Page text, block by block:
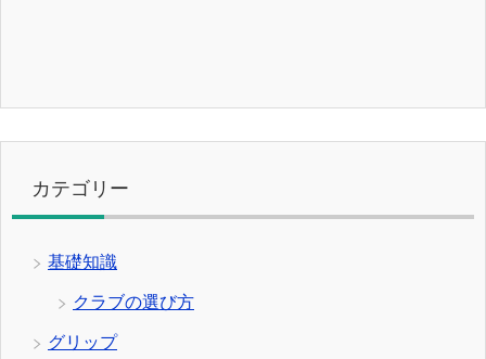
カテゴリー
基礎知識
クラブの選び方
グリップ